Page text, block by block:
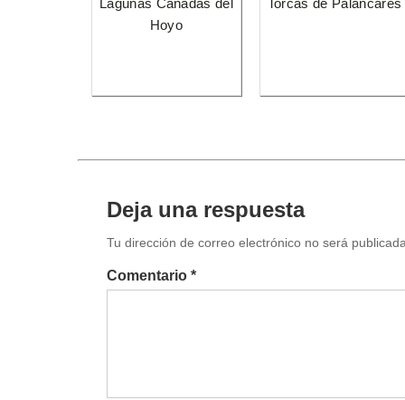
Hoyo
Deja una respuesta
Tu dirección de correo electrónico no será
Comentario *